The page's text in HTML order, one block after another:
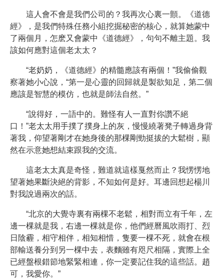
這人會不會是我們公司的？我再次心裏一顫。《道德
經》，是我們特殊任務小組挖掘秘密的核心，就算她蒙中
了兩個月，怎麽又會蒙中《道德經》，句句不離主題。我
該如何應對這個老太太？
“老奶奶，《道德經》的精髓應該有兩個！”我偷偷觀
察著她小心說，“第一是心靈的回歸就是製欲知足，第二個
應該是智慧的模仿，也就是師法自然。”
“說得好，一語中的。難怪有人一直對你讚不絕
口！”老太太用手撲了撲身上的灰，慢慢繞著凳子轉過身背
著我，仰望著剛才在她身後的那棵剛勁挺拔的大鬆樹，顯
然在示意她想結束跟我的交流。
這老太太真是奇怪，難道就這樣戛然而止？我愣愣地
望著她果斷決絕的背影，不知如何是好。耳邊回想起楊川
對我說過兩次的話。
“北京的大覺寺裏有兩棵不老鬆，相對而立有千年，左
邊一棵就是我，右邊一棵就是你，他們經曆風吹雨打、烈
日陰霾，相守相伴，相知相惜，隻要一棵不死，就會在根
部輸送養分到另一棵中去，表麵雖有咫尺相隔，實際上全
已經盤根錯節地緊緊相連，你一定要記住我的這些話。趙
可，我愛你。”